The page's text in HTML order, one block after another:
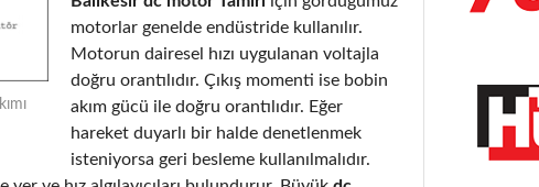
motorlar genelde endüstride kullanılır.
Motorun dairesel hızı uygulanan voltajla
doğru orantılıdır. Çıkış momenti ise bobin
akım gücü ile doğru orantılıdır. Eğer
hareket duyarlı bir halde denetlenmek
isteniyorsa geri besleme kullanılmalıdır.